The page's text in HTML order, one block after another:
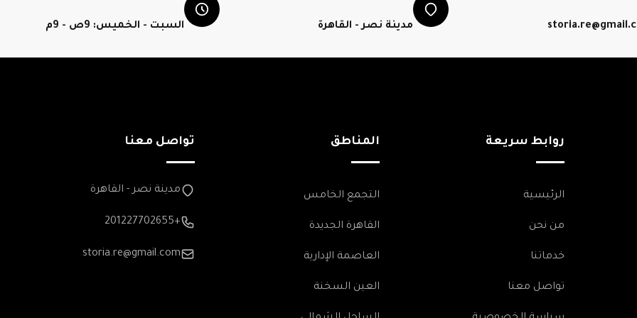
مدينة نصر - القاهرة السبت - الخميس: 9ص - 9م
روابط سريعة
الرئيسية
من نحن
خدماتنا
تواصل معنا
المناطق
التجمع الخامس
القاهرة الجديدة
العاصمة الإدارية
العين السخنة
تواصل معنا
مدينة نصر - القاهرة
+201227702655
storia.re@gmail.com